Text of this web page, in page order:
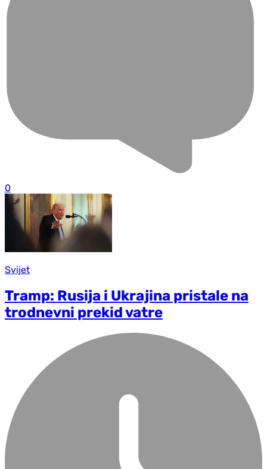
0
Svijet
Tramp: Rusija i Ukrajina pristale na
trodnevni prekid vatre